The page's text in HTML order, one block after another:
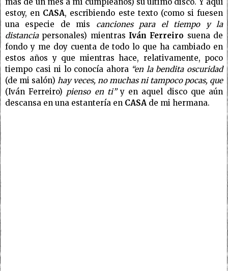
estoy, en CASA, escribiendo este texto (como si fuesen
una especie de mis canciones para el tiempo y la
distanciapersonales) mientras Iván Ferreiro suena de
fondo y me doy cuenta de todo lo que ha cambiado en
estos años y que mientras hace, relativamente, poco
tiempo casi ni lo conocía ahora “en la bendita oscuridad
(de mi salón) hay veces, no muchas ni tampoco pocas, que
(Iván Ferreiro) pienso en ti”y en aquel disco que aún
descansa en una estantería en CASA de mi hermana.